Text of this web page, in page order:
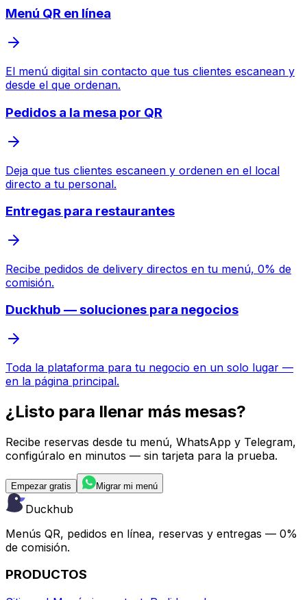
Menú QR en línea
El menú digital sin contacto que tus clientes escanean y
desde el que ordenan.
Pedidos a la mesa por QR
Deja que tus clientes escaneen y ordenen en el local
directo a tu personal.
Entregas para restaurantes
Recibe pedidos de delivery directos en tu menú, 0% de
comisión.
Duckhub — soluciones para negocios
Toda la plataforma para tu negocio en un solo lugar —
en la página principal.
¿Listo para llenar más mesas?
Recibe reservas desde tu menú, WhatsApp y Telegram,
configúralo en minutos — sin tarjeta para la prueba.
Empezar gratis Migrar mi menú
Duckhub
Menús QR, pedidos en línea, reservas y entregas — 0%
de comisión.
PRODUCTOS